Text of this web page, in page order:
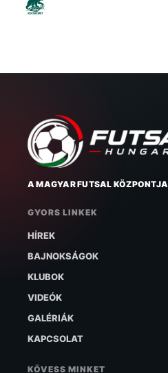
A MAGYAR FUTSAL KÖZPONTJA
GYORS LINKEK
HÍREK
BAJNOKSÁGOK
KLUBOK
VIDEÓK
GALÉRIÁK
KAPCSOLAT
KÖVESS MINKET